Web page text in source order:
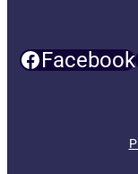
Facebook